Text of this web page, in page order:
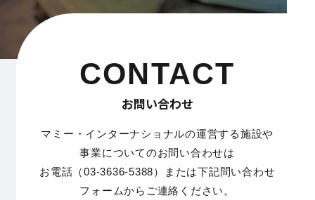
CONTACT
お問い合わせ
マミー・インターナショナルの運営する施設や
事業についてのお問い合わせは
お電話（03-3636-5388）または下記問い合わせ
フォームからご連絡ください。